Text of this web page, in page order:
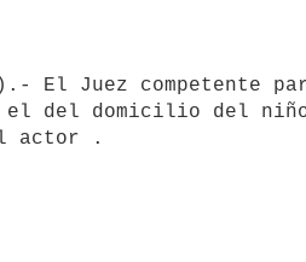
el del domicilio del niño
actor .